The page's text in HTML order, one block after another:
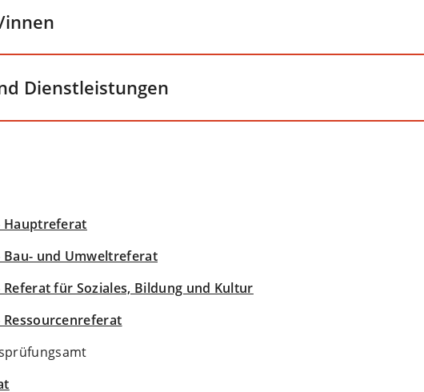
Dienstleistungen
Hauptreferat
Bau- und Umweltreferat
Referat für Soziales, Bildung und Kultur
Ressourcenreferat